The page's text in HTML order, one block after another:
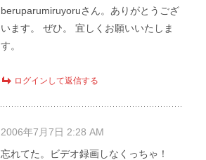
beruparumiruyoruさん。ありがとうござ
います。 ぜひ。 宜しくお願いいたしま
す。
ログインして返信する
2006年7月7日 2:28 AM
忘れてた。ビデオ録画しなくっちゃ！